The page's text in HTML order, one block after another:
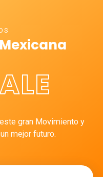
gran Movimiento y
mejor futuro.